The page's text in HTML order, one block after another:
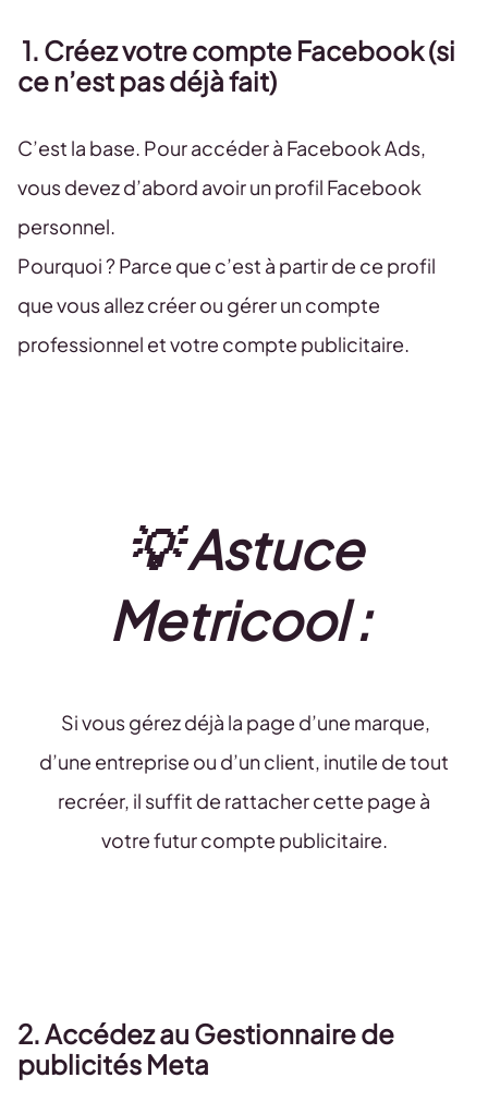
1. Créez votre compte Facebook (si
ce n’est pas déjà fait)
C’est la base. Pour accéder à Facebook Ads,
vous devez d’abord avoir un profil Facebook
personnel.
Pourquoi ? Parce que c’est à partir de ce profil
que vous allez créer ou gérer un compte
professionnel et votre compte publicitaire.
💡 Astuce
Metricool :
Si vous gérez déjà la page d’une marque,
d’une entreprise ou d’un client, inutile de tout
recréer, il suffit de rattacher cette page à
votre futur compte publicitaire.
2. Accédez au Gestionnaire de
publicités Meta